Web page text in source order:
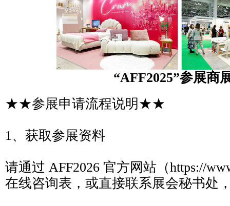
“AFF2025”参展商
★★参展申请流程说明★★
1、获取参展资料
请通过 AFF2026 官方网站（https://
在线咨询表，或直接联系展会秘书处